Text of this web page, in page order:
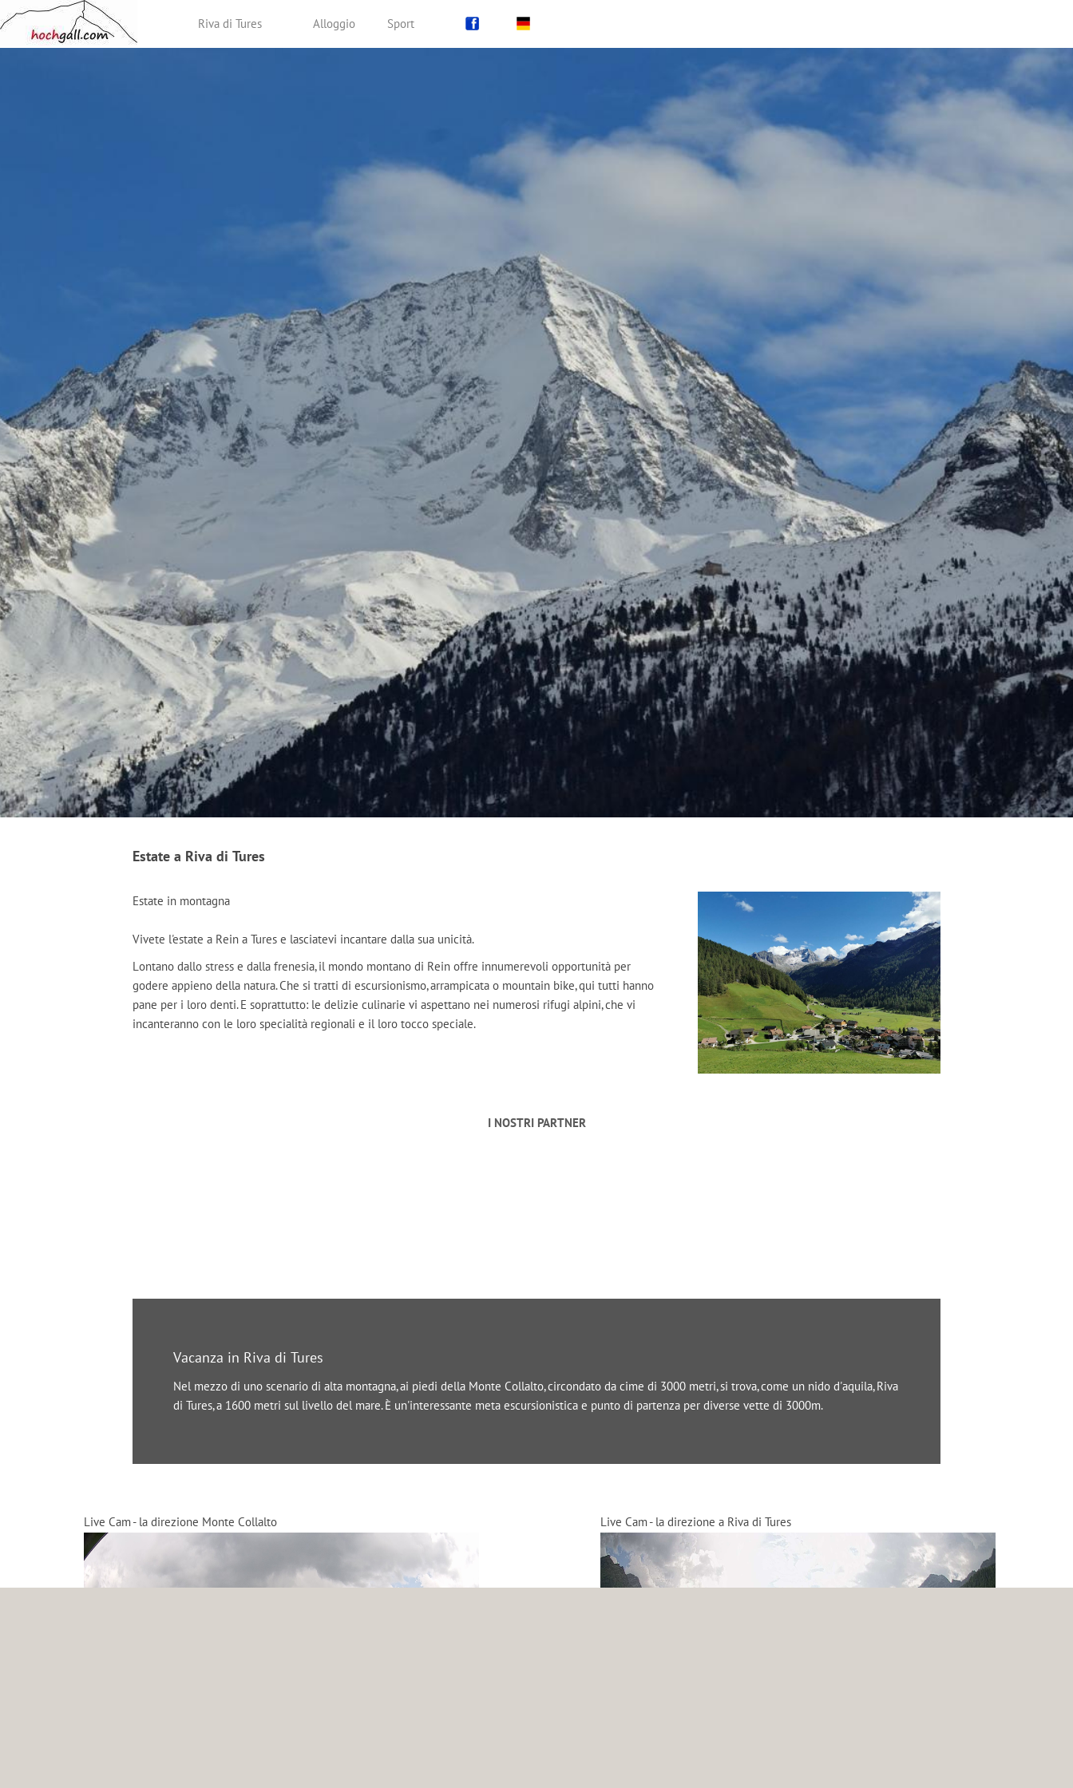
Riva di Tures Alloggio Sport
Estate a Riva di Tures
Estate in montagna
Vivete l'estate a Rein a Tures e lasciatevi incantare dalla sua unicità.
Lontano dallo stress e dalla frenesia, il mondo montano di Rein offre innumerevoli opportunità per
godere appieno della natura. Che si tratti di escursionismo, arrampicata o mountain bike, qui tutti hanno
pane per i loro denti. E soprattutto: le delizie culinarie vi aspettano nei numerosi rifugi alpini, che vi
incanteranno con le loro specialità regionali e il loro tocco speciale.
I NOSTRI PARTNER
Vacanza in Riva di Tures
Nel mezzo di uno scenario di alta montagna, ai piedi della Monte Collalto, circondato da cime di 3000 metri, si trova, come un nido d'aquila, Riva
di Tures, a 1600 metri sul livello del mare. È un'interessante meta escursionistica e punto di partenza per diverse vette di 3000m.
Live Cam - la direzione Monte Collalto Live Cam - la direzione a Riva di Tures